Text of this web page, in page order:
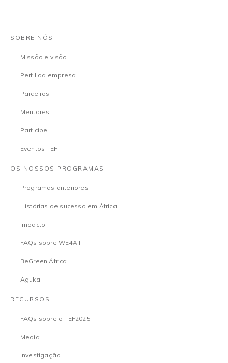
SOBRE NÓS
Missão e visão
Perfil da empresa
Parceiros
Mentores
Participe
Eventos TEF
OS NOSSOS PROGRAMAS
Programas anteriores
Histórias de sucesso em África
Impacto
FAQs sobre WE4A II
BeGreen África
Aguka
RECURSOS
FAQs sobre o TEF2025
Media
Investigação